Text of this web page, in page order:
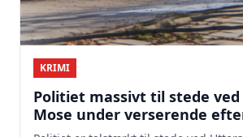
KRIMI
Politiet massivt til stede
Mose under verserende